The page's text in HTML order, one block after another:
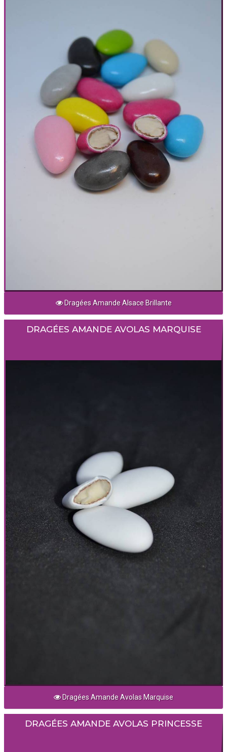
Dragées Amande Alsace Brillante
DRAGÉES AMANDE AVOLAS MARQUISE
Dragées Amande Avolas Marquise
DRAGÉES AMANDE AVOLAS PRINCESSE